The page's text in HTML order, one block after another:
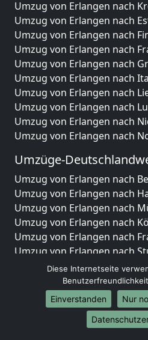
Umzug von Erlangen nach
Umzug von Erlangen nach
Umzug von Erlangen nach
Umzug von Erlangen nach
Umzug von Erlangen nach
Umzug von Erlangen nach
Umzug von Erlangen nach
Umzug von Erlangen nach
Umzug von Erlangen nach
Umzug von Erlangen nach
Umzüge-
Umzug von Erlangen nach
Umzug von Erlangen nach
Umzug von Erlangen nach
Umzug von Erlangen nach
Umzug von Erlangen nach
Umzug von Erlangen nach
Umzug von Erlangen nach
Umzug von Erlangen nach
Umzug von Erlangen nach
Umzug von Erlangen nach
Umzug von Erlangen nach
Diese Internetseite
Einverstanden
Nur